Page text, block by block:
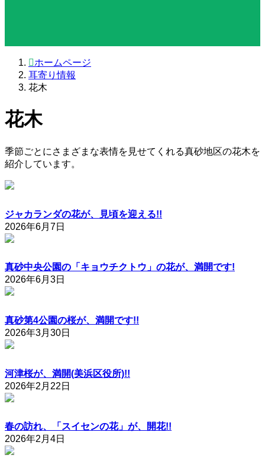
ホームページ
耳寄り情報
花木
花木
季節ごとにさまざまな表情を見せてくれる真砂地区の花木を
紹介しています。
ジャカランダの花が、見頃を迎える!!
2026年6月7日
真砂中央公園の「キョウチクトウ」の花が、満開です!
2026年6月3日
真砂第4公園の桜が、満開です!!
2026年3月30日
河津桜が、満開(美浜区役所)!!
2026年2月22日
春の訪れ、「スイセンの花」が、開花!!
2026年2月4日